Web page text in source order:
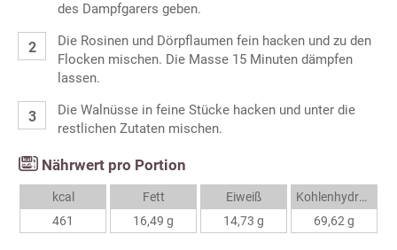
des Dampfgarers geben.
Die Rosinen und Dörpflaumen fein hacken und zu den
Flocken mischen. Die Masse 15 Minuten dämpfen
lassen.
Die Walnüsse in feine Stücke hacken und unter die
restlichen Zutaten mischen.
Nährwert pro Portion
kcal
461
Fett
16,49 g
Eiweiß
14,73 g
Kohlenhydrate
69,62 g